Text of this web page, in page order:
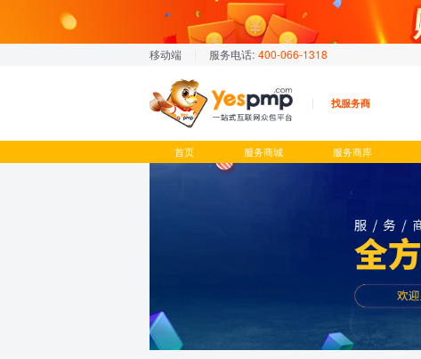
移动端 服务电话: 400-066-1318
找服务商
首页 服务商城 服务商库